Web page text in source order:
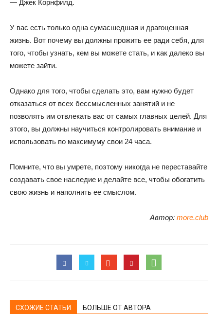
— Джек Корнфилд.
У вас есть только одна сумасшедшая и драгоценная
жизнь. Вот почему вы должны прожить ее ради себя, для
того, чтобы узнать, кем вы можете стать, и как далеко вы
можете зайти.
Однако для того, чтобы сделать это, вам нужно будет
отказаться от всех бессмысленных занятий и не
позволять им отвлекать вас от самых главных целей. Для
этого, вы должны научиться контролировать внимание и
использовать по максимуму свои 24 часа.
Помните, что вы умрете, поэтому никогда не переставайте
создавать свое наследие и делайте все, чтобы обогатить
свою жизнь и наполнить ее смыслом.
Автор: more.club
СХОЖИЕ СТАТЬИ БОЛЬШЕ ОТ АВТОРА